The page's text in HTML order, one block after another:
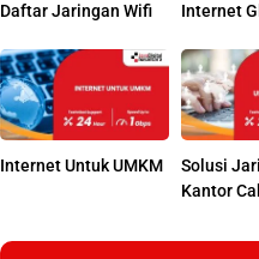
Daftar Jaringan Wifi Internet
Internet Untuk UMKM
Solusi
Kantor